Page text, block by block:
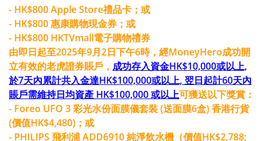
- HK$800 Apple Store禮品卡；或
- HK$800 惠康購物現金券；或
- HK$800 HKTVmall電子購物禮券
由即日起至2025年9月2日下午6時，經MoneyHero成功開
立有效的老虎證券賬戶， 成功存入資金HK$10,000或以上,
於7天內累計共入金達HK$100,000或以上, 翌日起計60天內
賬戶需維持日均資產 HK$100,000 或以上可獲送以下獎賞：
- Foreo UFO 3 彩光水份面膜儀套裝 (送面膜6盒) 香港行貨
(價值HK$4,480)；或
- PHILIPS 飛利浦 ADD6910 純淨飲水機（價值HK$2,788;